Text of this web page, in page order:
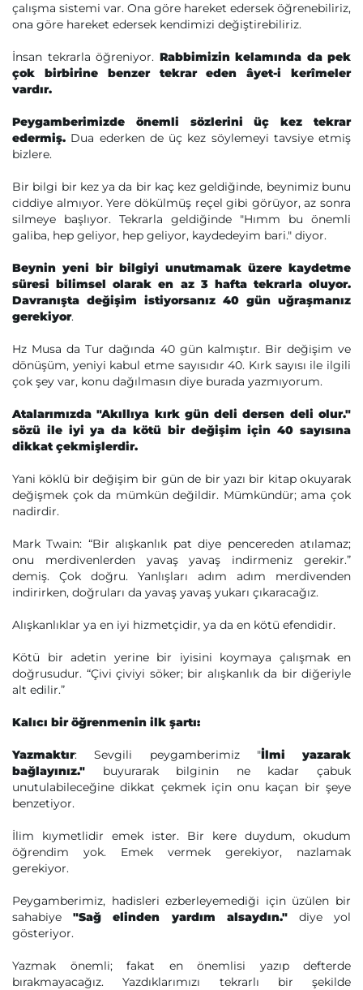
çalışma sistemi var. Ona göre hareket edersek öğrenebiliriz,
ona göre hareket edersek kendimizi değiştirebiliriz.
İnsan tekrarla öğreniyor. Rabbimizin kelamında da pek
çok birbirine benzer tekrar eden âyet-i kerîmeler
vardır.
Peygamberimizde önemli sözlerini üç kez tekrar
edermiş. Dua ederken de üç kez söylemeyi tavsiye etmiş
bizlere.
Bir bilgi bir kez ya da bir kaç kez geldiğinde, beynimiz bunu
ciddiye almıyor. Yere dökülmüş reçel gibi görüyor, az sonra
silmeye başlıyor. Tekrarla geldiğinde "Hımm bu önemli
galiba, hep geliyor, hep geliyor, kaydedeyim bari." diyor.
Beynin yeni bir bilgiyi unutmamak üzere kaydetme
süresi bilimsel olarak en az 3 hafta tekrarla oluyor.
Davranışta değişim istiyorsanız 40 gün uğraşmanız
gerekiyor.
Hz Musa da Tur dağında 40 gün kalmıştır. Bir değişim ve
dönüşüm, yeniyi kabul etme sayısıdır 40. Kırk sayısı ile ilgili
çok şey var, konu dağılmasın diye burada yazmıyorum.
Atalarımızda "Akıllıya kırk gün deli dersen deli olur."
sözü ile iyi ya da kötü bir değişim için 40 sayısına
dikkat çekmişlerdir.
Yani köklü bir değişim bir gün de bir yazı bir kitap okuyarak
değişmek çok da mümkün değildir. Mümkündür; ama çok
nadirdir.
Mark Twain: “Bir alışkanlık pat diye pencereden atılamaz;
onu merdivenlerden yavaş yavaş indirmeniz gerekir.”
demiş. Çok doğru. Yanlışları adım adım merdivenden
indirirken, doğruları da yavaş yavaş yukarı çıkaracağız.
Alışkanlıklar ya en iyi hizmetçidir, ya da en kötü efendidir.
Kötü bir adetin yerine bir iyisini koymaya çalışmak en
doğrusudur. “Çivi çiviyi söker; bir alışkanlık da bir diğeriyle
alt edilir.”
Kalıcı bir öğrenmenin ilk şartı:
Yazmaktır: Sevgili peygamberimiz "İlmi yazarak
bağlayınız." buyurarak bilginin ne kadar çabuk
unutulabileceğine dikkat çekmek için onu kaçan bir şeye
benzetiyor.
İlim kıymetlidir emek ister. Bir kere duydum, okudum
öğrendim yok. Emek vermek gerekiyor, nazlamak
gerekiyor.
Peygamberimiz, hadisleri ezberleyemediği için üzülen bir
sahabiye"Sağ elinden yardım alsaydın."diye yol
gösteriyor.
Yazmak önemli; fakat en önemlisi yazıp defterde
bırakmayacağız. Yazdıklarımızı tekrarlı bir şekilde